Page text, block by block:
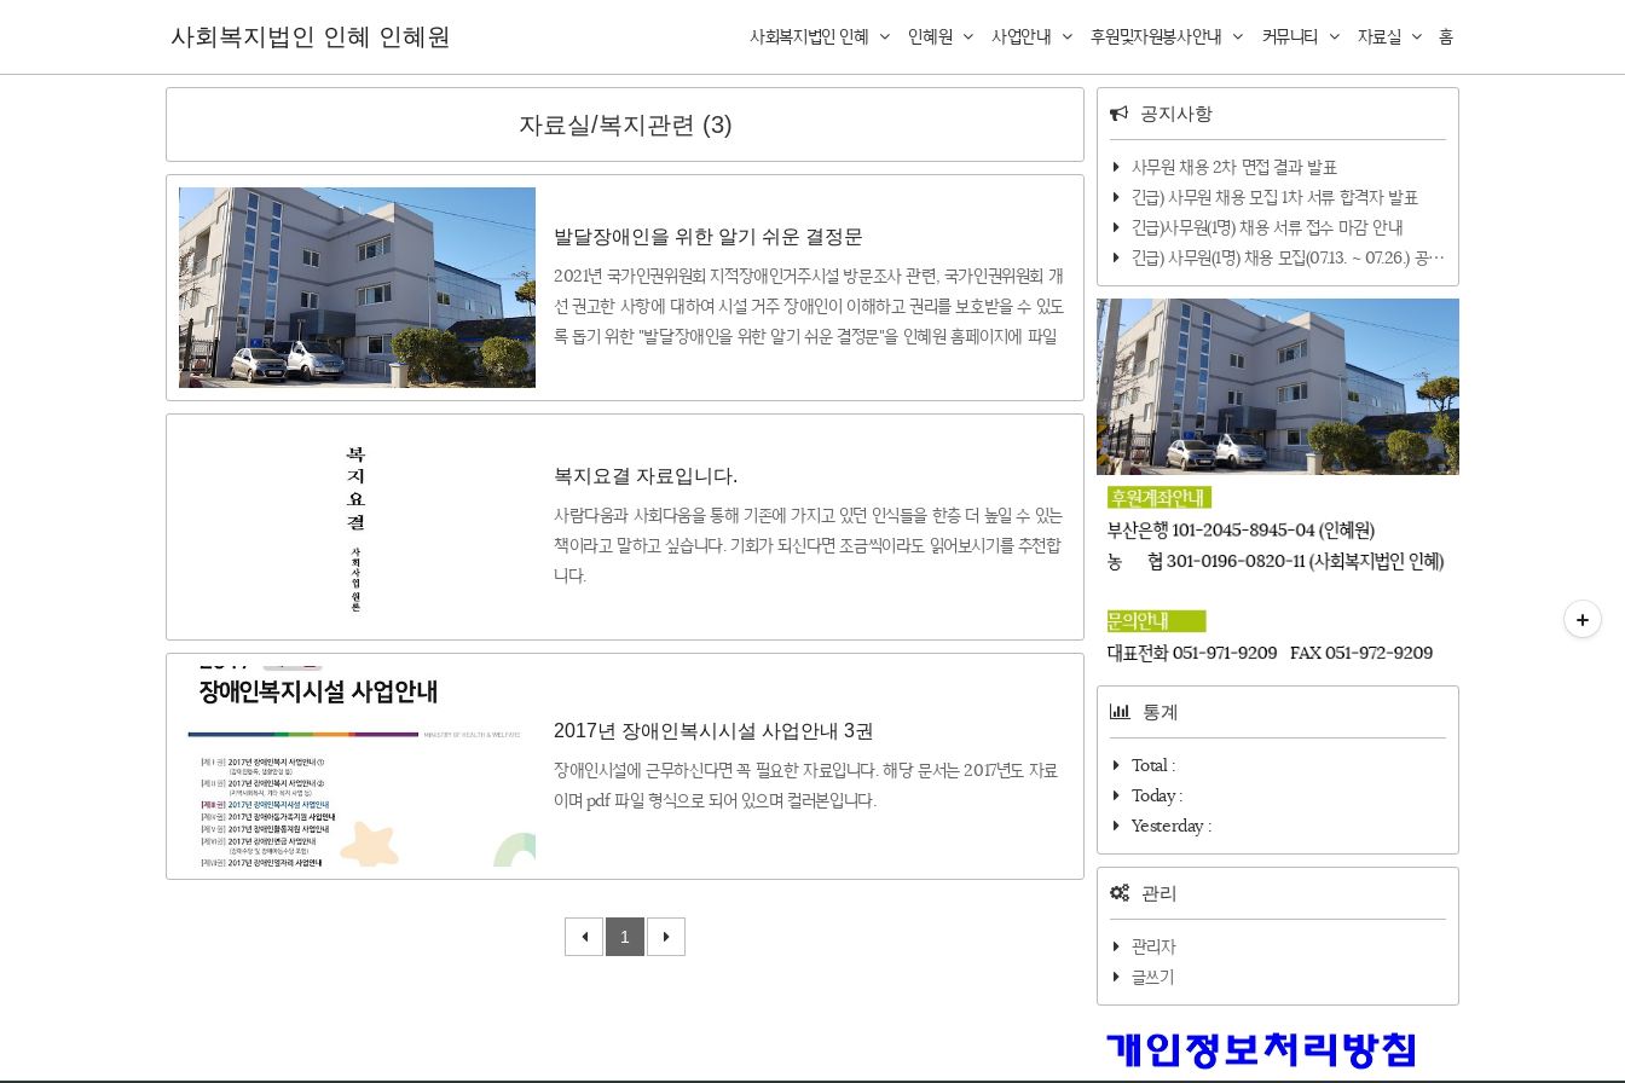
사회복지법인 인혜 인혜원 사회복지법인 인혜 인혜원 사업안내 후원및자원봉사안내 커뮤니티 자료실 홈
자료실/복지관련 (3)
발달장애인을 위한 알기 쉬운 결정문
2021년 국가인권위원회 지적장애인거주시설 방문조사 관련, 국가인권위원회 개
선 권고한 사항에 대하여 시설 거주 장애인이 이해하고 권리를 보호받을 수 있도
록 돕기 위한 "발달장애인을 위한 알기 쉬운 결정문"을 인혜원 홈페이지에 파일
복지요결 자료입니다.
사람다움과 사회다움을 통해 기존에 가지고 있던 인식들을 한층 더 높일 수 있는
책이라고 말하고 싶습니다. 기회가 되신다면 조금씩이라도 읽어보시기를 추천합
니다.
2017년 장애인복시시설 사업안내 3권
장애인시설에 근무하신다면 꼭 필요한 자료입니다. 해당 문서는 2017년도 자료
이며 pdf 파일 형식으로 되어 있으며 컬러본입니다.
1
공지사항
사무원 채용 2차 면접 결과 발표
긴급) 사무원 채용 모집 1차 서류 합격자 발표
긴급)사무원(1명) 채용 서류 접수 마감 안내
긴급) 사무원(1명) 채용 모집(07.13. ~ 07.26.) 공⋯
통계
Total :
Today :
Yesterday :
관리
관리자
글쓰기